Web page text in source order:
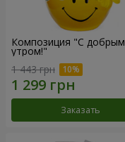
Композиция "С добрым
утром!"
1 443 грн
Заказать